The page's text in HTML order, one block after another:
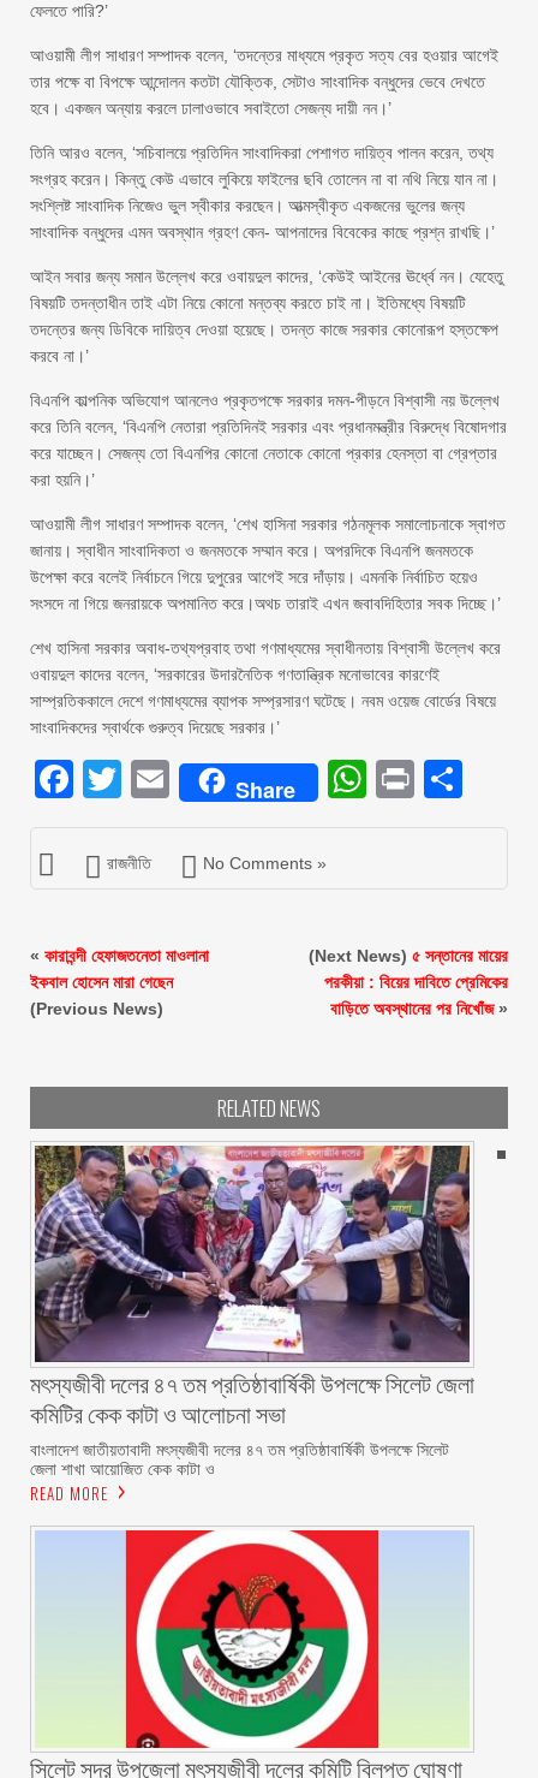
ফেলতে পারি?’
আওয়ামী লীগ সাধারণ সম্পাদক বলেন, ‘তদন্তের মাধ্যমে প্রকৃত সত্য বের হওয়ার আগেই
তার পক্ষে বা বিপক্ষে আন্দোলন কতটা যৌক্তিক, সেটাও সাংবাদিক বন্ধুদের ভেবে দেখতে
হবে। একজন অন্যায় করলে ঢালাওভাবে সবাইতো সেজন্য দায়ী নন।’
তিনি আরও বলেন, ‘সচিবালয়ে প্রতিদিন সাংবাদিকরা পেশাগত দায়িত্ব পালন করেন, তথ্য
সংগ্রহ করেন। কিন্তু কেউ এভাবে লুকিয়ে ফাইলের ছবি তোলেন না বা নথি নিয়ে যান না।
সংশ্লিষ্ট সাংবাদিক নিজেও ভুল স্বীকার করছেন। আত্মস্বীকৃত একজনের ভুলের জন্য
সাংবাদিক বন্ধুদের এমন অবস্থান গ্রহণ কেন- আপনাদের বিবেকের কাছে প্রশ্ন রাখছি।’
আইন সবার জন্য সমান উল্লেখ করে ওবায়দুল কাদের, ‘কেউই আইনের ঊর্ধ্বে নন। যেহেতু
বিষয়টি তদন্তাধীন তাই এটা নিয়ে কোনো মন্তব্য করতে চাই না। ইতিমধ্যে বিষয়টি
তদন্তের জন্য ডিবিকে দায়িত্ব দেওয়া হয়েছে। তদন্ত কাজে সরকার কোনোরূপ হস্তক্ষেপ
করবে না।’
বিএনপি কাল্পনিক অভিযোগ আনলেও প্রকৃতপক্ষে সরকার দমন-পীড়নে বিশ্বাসী নয় উল্লেখ
করে তিনি বলেন, ‘বিএনপি নেতারা প্রতিদিনই সরকার এবং প্রধানমন্ত্রীর বিরুদ্ধে বিষোদগার
করে যাচ্ছেন। সেজন্য তো বিএনপির কোনো নেতাকে কোনো প্রকার হেনস্তা বা গ্রেপ্তার
করা হয়নি।’
আওয়ামী লীগ সাধারণ সম্পাদক বলেন, ‘শেখ হাসিনা সরকার গঠনমূলক সমালোচনাকে স্বাগত
জানায়। স্বাধীন সাংবাদিকতা ও জনমতকে সম্মান করে। অপরদিকে বিএনপি জনমতকে
উপেক্ষা করে বলেই নির্বাচনে গিয়ে দুপুরের আগেই সরে দাঁড়ায়। এমনকি নির্বাচিত হয়েও
সংসদে না গিয়ে জনরায়কে অপমানিত করে।অথচ তারাই এখন জবাবদিহিতার সবক দিচ্ছে।’
শেখ হাসিনা সরকার অবাধ-তথ্যপ্রবাহ তথা গণমাধ্যমের স্বাধীনতায় বিশ্বাসী উল্লেখ করে
ওবায়দুল কাদের বলেন, ‘সরকারের উদারনৈতিক গণতান্ত্রিক মনোভাবের কারণেই
সাম্প্রতিককালে দেশে গণমাধ্যমের ব্যাপক সম্প্রসারণ ঘটেছে। নবম ওয়েজ বোর্ডের বিষয়ে
সাংবাদিকদের স্বার্থকে গুরুত্ব দিয়েছে সরকার।’
Facebook
Twitter
EmailShare Print
রাজনীতি No Comments »
« কারাবন্দী হেফাজতনেতা মাওলানা
ইকবাল হোসেন মারা গেছেন
(Previous News)
(Next News) ৫ সন্তানের মায়ের
পরকীয়া : বিয়ের দাবিতে প্রেমিকের
বাড়িতে অবস্থানের পর নিখোঁজ»
RELATED NEWS
মৎস্যজীবী দলের ৪৭ তম প্রতিষ্ঠাবার্ষিকী উপলক্ষে সিলেট জেলা
কমিটির কেক কাটা ও আলোচনা সভা ‎
বাংলাদেশ জাতীয়তাবাদী মৎস্যজীবী দলের ৪৭ তম প্রতিষ্ঠাবার্ষিকী উপলক্ষে সিলেট
জেলা শাখা আয়োজিত কেক কাটা ও
READ MORE
‎সিলেট সদর উপজেলা মৎস্যজীবী দলের কমিটি বিলুপ্ত ঘোষণা